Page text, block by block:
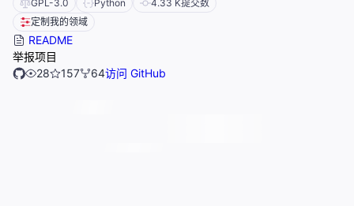
GPL-3.0 Python 4.33 K提交数
定制我的领域
README
举报项目
28
157 64访问 GitHub